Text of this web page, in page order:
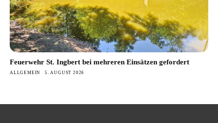
Feuerwehr St. Ingbert bei mehreren Einsätzen gefordert
ALLGEMEIN 5. AUGUST 2026